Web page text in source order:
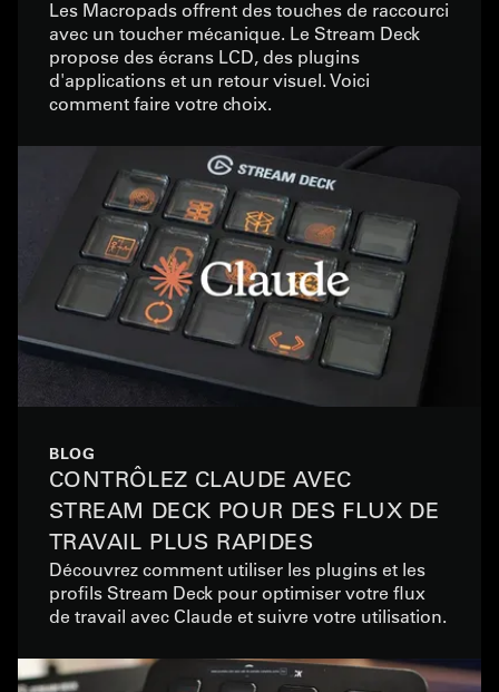
Les Macropads offrent des touches de raccourci
avec un toucher mécanique. Le Stream Deck
propose des écrans LCD, des plugins
d'applications et un retour visuel. Voici
comment faire votre choix.
BLOG
CONTRÔLEZ CLAUDE AVEC
STREAM DECK POUR DES FLUX DE
TRAVAIL PLUS RAPIDES
Découvrez comment utiliser les plugins et les
profils Stream Deck pour optimiser votre flux
de travail avec Claude et suivre votre utilisation.